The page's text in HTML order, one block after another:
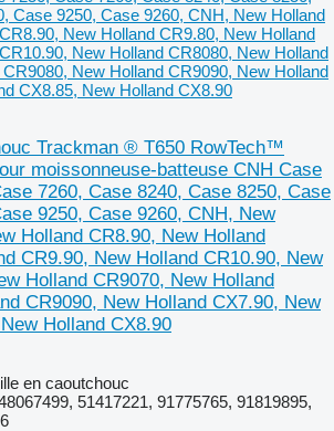
Case 9250, Case 9260, CNH, New Holland
New Holland CR9.80, New Holland
New Holland CR8080, New Holland
New Holland CR9090, New Holland
CX8.85, New Holland CX8.90
Trackman ® T650 RowTech™
moissonneuse-batteuse CNH Case
7260, Case 8240, Case 8250, Case
9250, Case 9260, CNH, New
Holland CR8.90, New Holland
CR9.90, New Holland CR10.90, New
Holland CR9070, New Holland
CR9090, New Holland CX7.90, New
Holland CX8.90
en caoutchouc
51417221, 91775765, 91819895,